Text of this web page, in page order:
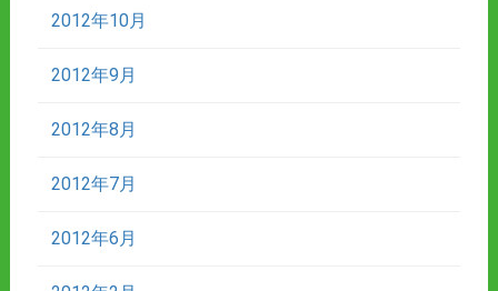
2012年10月
2012年9月
2012年8月
2012年7月
2012年6月